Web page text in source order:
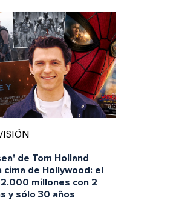
de Tom Holland
cima de Hollywood: el
millones con 2
y sólo 30 años